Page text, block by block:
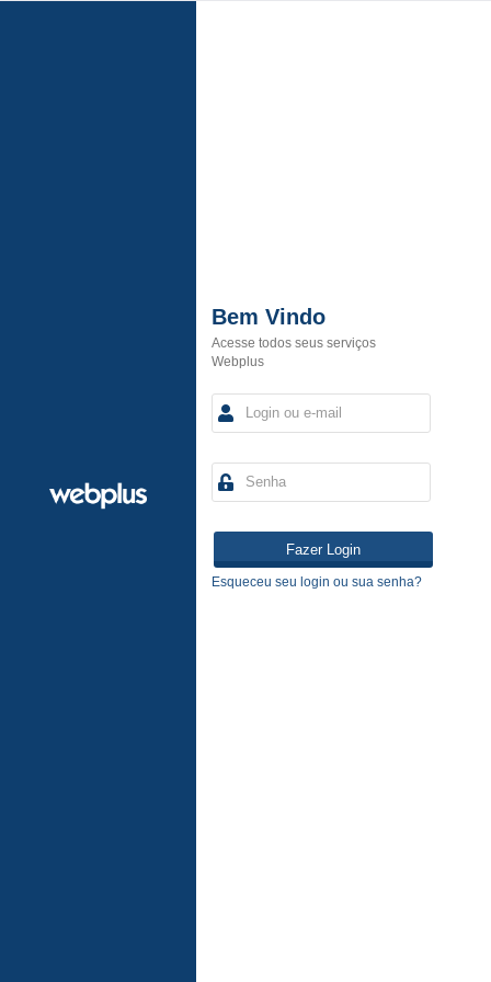
Bem Vindo
Acesse todos seus serviços
Webplus
Esqueceu seu login ou sua senha?